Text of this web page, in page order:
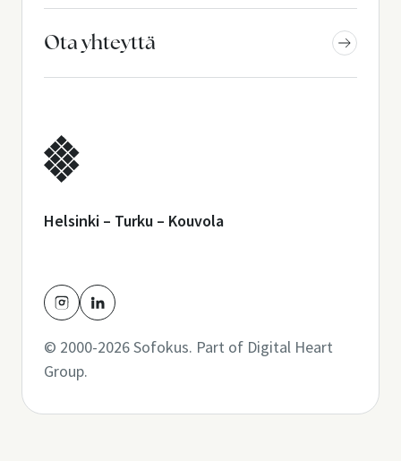
Ota yhteyttä
Helsinki – Turku – Kouvola
© 2000-2026 Sofokus. Part of Digital Heart
Group.